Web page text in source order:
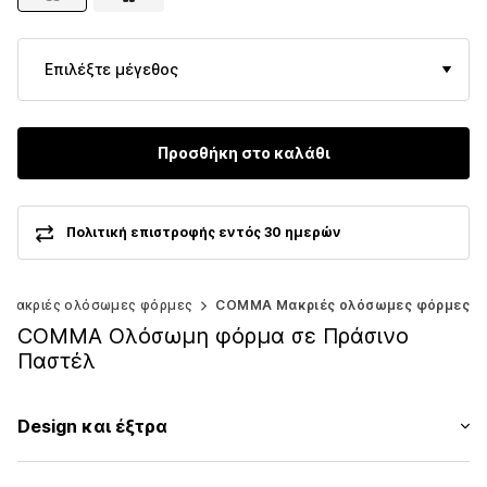
Επιλέξτε μέγεθος
Προσθήκη στο καλάθι
Πολιτική επιστροφής εντός 30 ημερών
Μακριές ολόσωμες φόρμες COMMA Μακριές ολόσωμες φόρμες
COMMA Ολόσωμη φόρμα σε Πράσινο
Παστέλ
Design και έξτρα